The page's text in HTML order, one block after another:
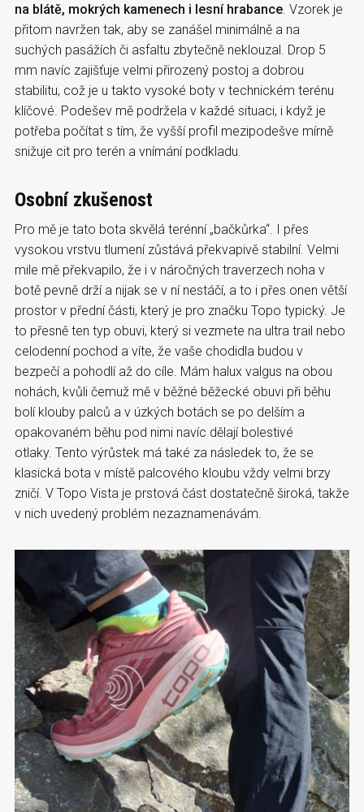
na blátě, mokrých kamenech i lesní hrabance . Vzorek je
přitom navržen tak, aby se zanášel minimálně a na
suchých pasážích či asfaltu zbytečně neklouzal. Drop 5
mm navíc zajišťuje velmi přirozený postoj a dobrou
stabilitu, což je u takto vysoké boty v technickém terénu
klíčové. Podešev mě podržela v každé situaci, i když je
potřeba počítat s tím, že vyšší profil mezipodešve mírně
snižuje cit pro terén a vnímání podkladu.
Osobní zkušenost
Pro mě je tato bota skvělá terénní „bačkůrka“. I přes
vysokou vrstvu tlumení zůstává překvapivě stabilní. Velmi
mile mě překvapilo, že i v náročných traverzech noha v
botě pevně drží a nijak se v ní nestáčí, a to i přes onen větší
prostor v přední části, který je pro značku Topo typický. Je
to přesně ten typ obuvi, který si vezmete na ultra trail nebo
celodenní pochod a víte, že vaše chodidla budou v
bezpečí a pohodlí až do cíle. Mám halux valgus na obou
nohách, kvůli čemuž mě v běžné běžecké obuvi při běhu
bolí klouby palců a v úzkých botách se po delším a
opakovaném běhu pod nimi navíc dělají bolestivé
otlaky. Tento výrůstek má také za následek to, že se
klasická bota v místě palcového kloubu vždy velmi brzy
zničí. V Topo Vista je prstová část dostatečně široká, takže
v nich uvedený problém nezaznamenávám.